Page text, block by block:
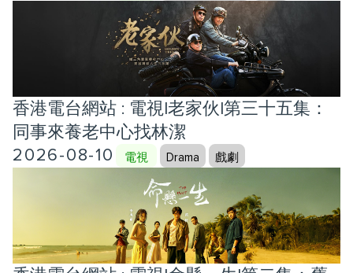
香港電台網站 : 電視|老家伙|第三十五集：
同事來養老中心找林潔
2026-08-10
電視 Drama 戲劇